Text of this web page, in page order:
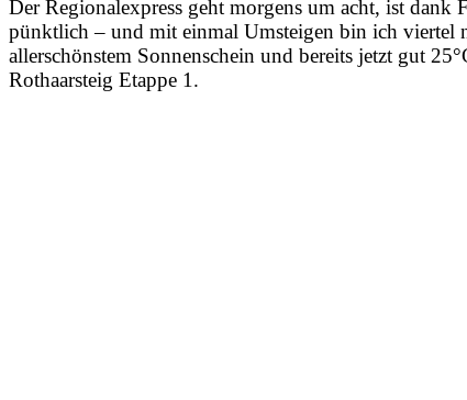
Der Regionalexpress geht morgens um acht, ist dank
pünktlich – und mit einmal Umsteigen bin ich viertel
allerschönstem Sonnenschein und bereits jetzt gut
Rothaarsteig Etappe 1.